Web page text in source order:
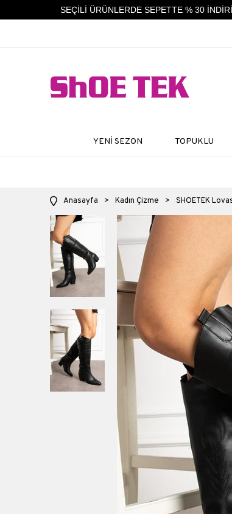
SEÇİLİ ÜRÜNLERDE SEPETTE % 30 İNDİRİM!
YENİ SEZON TOPUKLU
Anasayfa > Kadın Çizme > SHOETEK